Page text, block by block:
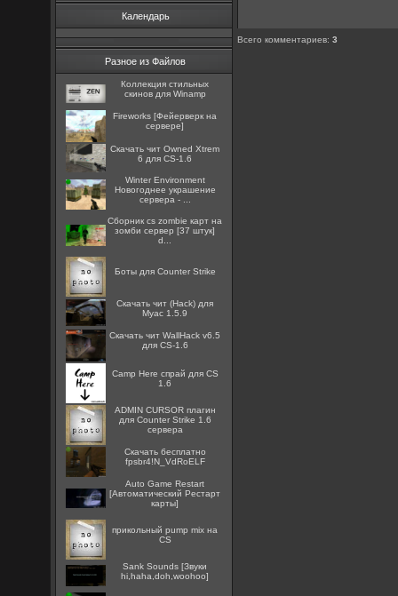
Календарь
Разное из Файлов
Коллекция стильных
скинов для Winamp
Fireworks [Фейерверк на
сервере]
Скачать чит Owned Xtrem
6 для CS-1.6
Winter Environment
Новогоднее украшение
сервера - ...
Сборник cs zombie карт на
зомби сервер [37 штук]
d...
Боты для Counter Strike
Скачать чит (Hack) для
Myac 1.5.9
Скачать чит WallHack v6.5
для CS-1.6
Camp Here спрай для CS
1.6
ADMIN CURSOR плагин
для Counter Strike 1.6
сервера
Скачать бесплатно
fpsbr4!N_VdRoELF
Auto Game Restart
[Автоматический Рестарт
карты]
прикольный pump mix на
CS
Sank Sounds [Звуки
hi,haha,doh,woohoo]
Всего комментариев:3